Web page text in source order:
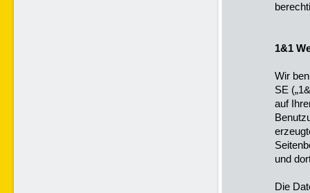
1&1
Wir
SE
auf
und
Die